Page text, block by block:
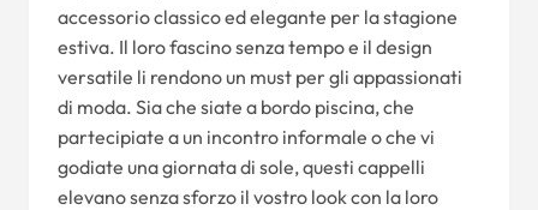
accessorio classico ed elegante per la stagione
estiva. Il loro fascino senza tempo e il design
versatile li rendono un must per gli appassionati
di moda. Sia che siate a bordo piscina, che
partecipiate a un incontro informale o che vi
godiate una giornata di sole, questi cappelli
elevano senza sforzo il vostro look con la loro